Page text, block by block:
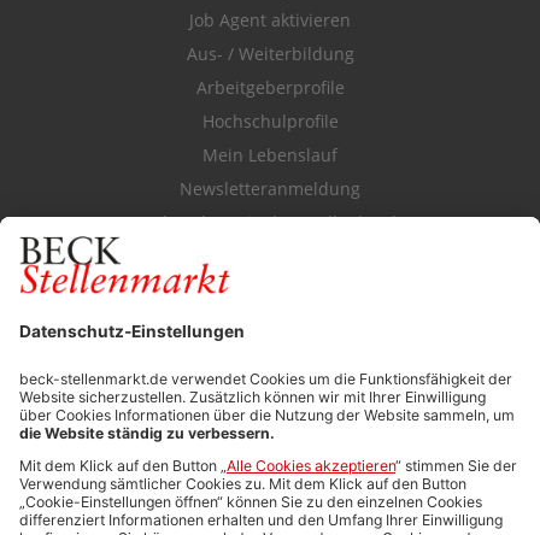
Job Agent aktivieren
Aus- / Weiterbildung
Arbeitgeberprofile
Hochschulprofile
Mein Lebenslauf
Newsletteranmeldung
Durchsuchen Sie den Stellenkatalog
FÜR ARBEITGEBER
Stellenmarktpreise
Anzeigen-AGB
Media-Daten
Newsletteranmeldung
Produktübersicht
ALLGEMEIN